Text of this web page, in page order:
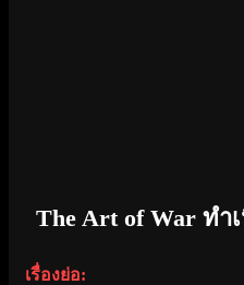
The Art of War ทำ
เรื่องย่อ: